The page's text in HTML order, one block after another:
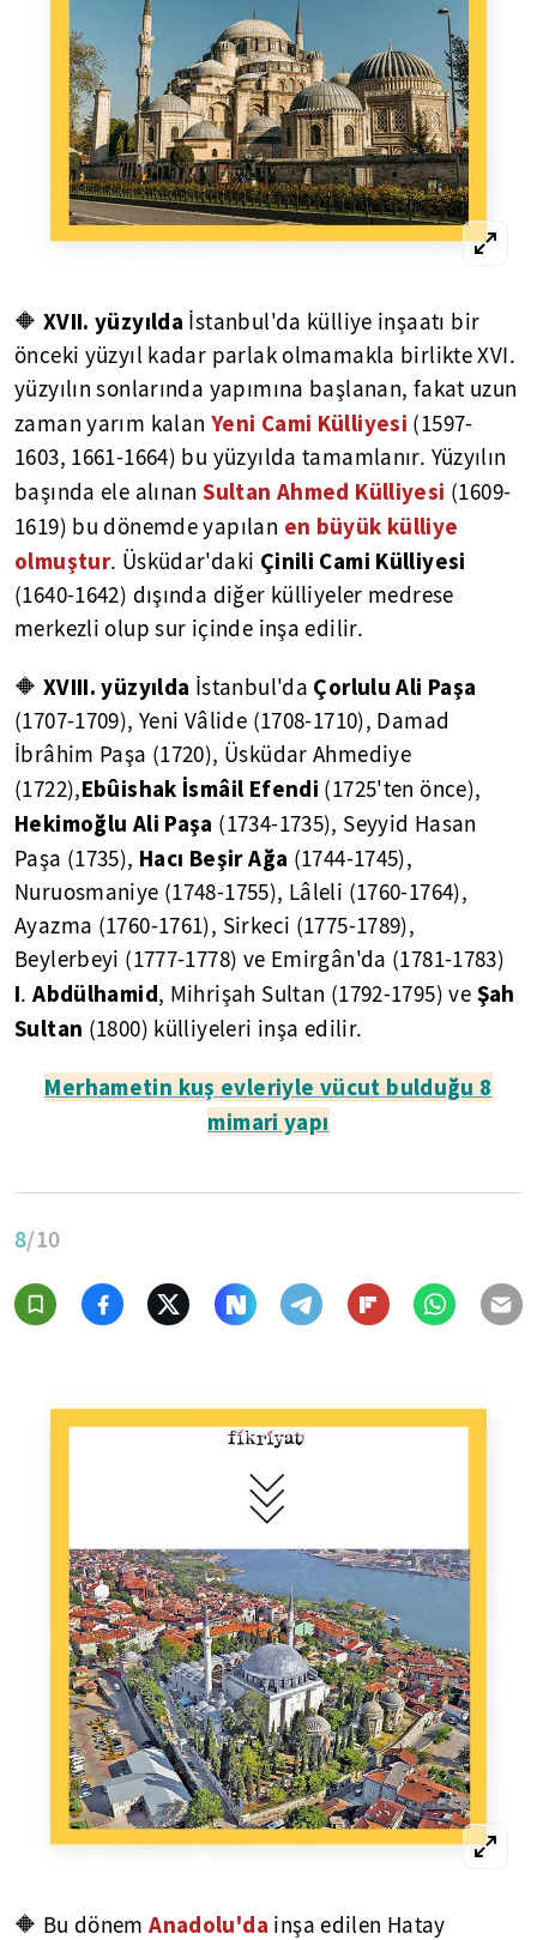
🔶 XVII. yüzyılda İstanbul'da külliye inşaatı bir
önceki yüzyıl kadar parlak olmamakla birlikte XVI.
yüzyılın sonlarında yapımına başlanan, fakat uzun
zaman yarım kalan Yeni Cami Külliyesi (1597-
1603, 1661-1664) bu yüzyılda tamamlanır. Yüzyılın
başında ele alınan Sultan Ahmed Külliyesi (1609-
1619) bu dönemde yapılan en büyük külliye
olmuştur. Üsküdar'daki Çinili Cami Külliyesi
(1640-1642) dışında diğer külliyeler medrese
merkezli olup sur içinde inşa edilir.
🔶 XVIII. yüzyılda İstanbul'da Çorlulu Ali Paşa
(1707-1709), Yeni Vâlide (1708-1710), Damad
İbrâhim Paşa (1720), Üsküdar Ahmediye
(1722),Ebûishak İsmâil Efendi (1725'ten önce),
Hekimoğlu Ali Paşa (1734-1735), Seyyid Hasan
Paşa (1735), Hacı Beşir Ağa (1744-1745),
Nuruosmaniye (1748-1755), Lâleli (1760-1764),
Ayazma (1760-1761), Sirkeci (1775-1789),
Beylerbeyi (1777-1778) ve Emirgân'da (1781-1783)
I.Abdülhamid, Mihrişah Sultan (1792-1795) ve Şah
Sultan (1800) külliyeleri inşa edilir.
Merhametin kuş evleriyle vücut bulduğu 8
mimari yapı
8/10
🔶 Bu dönem Anadolu'da inşa edilen Hatay